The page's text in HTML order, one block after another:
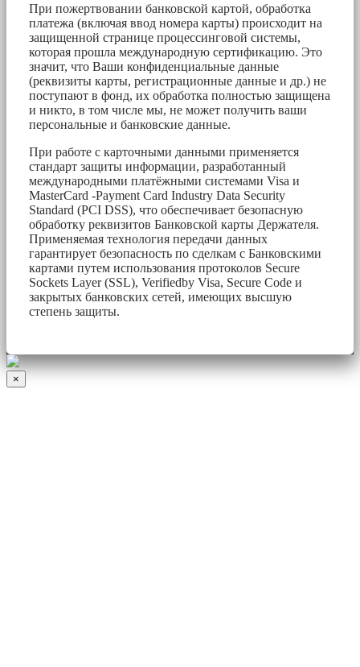
При пожертвовании банковской картой, обработка
платежа (включая ввод номера карты) происходит на
защищенной странице процессинговой системы,
которая прошла международную сертификацию. Это
значит, что Ваши конфиденциальные данные
(реквизиты карты, регистрационные данные и др.) не
поступают в фонд, их обработка полностью защищена
и никто, в том числе мы, не может получить ваши
персональные и банковские данные.
При работе с карточными данными применяется
стандарт защиты информации, разработанный
международными платёжными системами Visa и
MasterCard -Payment Card Industry Data Security
Standard (PCI DSS), что обеспечивает безопасную
обработку реквизитов Банковской карты Держателя.
Применяемая технология передачи данных
гарантирует безопасность по сделкам с Банковскими
картами путем использования протоколов Secure
Sockets Layer (SSL), Verifiedby Visa, Secure Code и
закрытых банковских сетей, имеющих высшую
степень защиты.
×